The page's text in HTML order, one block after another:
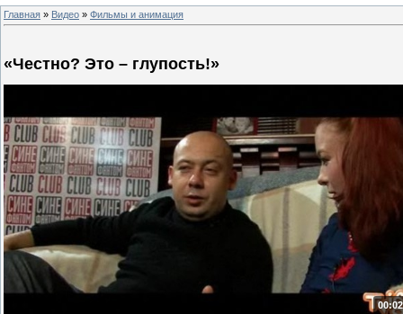
Главная » Видео » Фильмы и анимация
«Честно? Это – глупость!»